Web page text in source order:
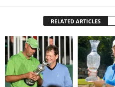
RELATED ARTICLES